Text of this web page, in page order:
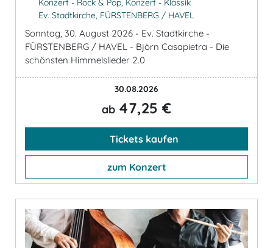
Konzert - Rock & Pop, Konzert - Klassik
Ev. Stadtkirche, FÜRSTENBERG / HAVEL
Sonntag, 30. August 2026 - Ev. Stadtkirche -
FÜRSTENBERG / HAVEL - Björn Casapietra - Die
schönsten Himmelslieder 2.0
30.08.2026
ab 47,25 €
Tickets kaufen
zum Konzert